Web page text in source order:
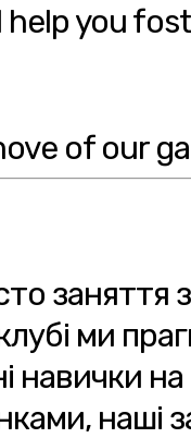
help you
of our
заняття
ми
навички
наші